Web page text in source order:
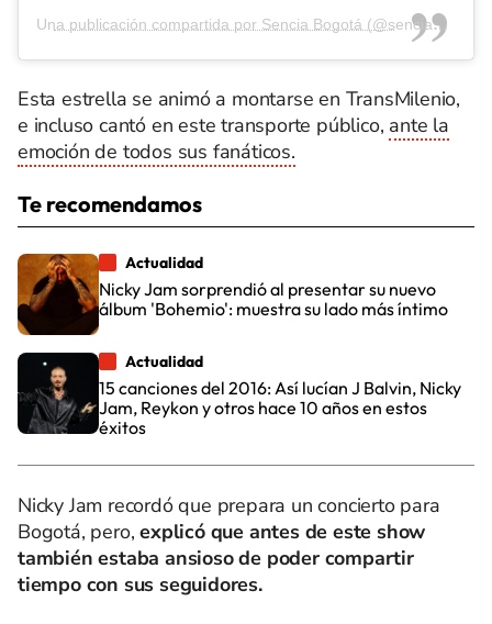
Una publicación compartida por Sencia Bogotá (@senciabogota)
Esta estrella se animó a montarse en TransMilenio,
e incluso cantó en este transporte público, ante la
emoción de todos sus fanáticos.
Te recomendamos
Actualidad
Nicky Jam sorprendió al presentar su nuevo
álbum 'Bohemio': muestra su lado más íntimo
Actualidad
15 canciones del 2016: Así lucían J Balvin, Nicky
Jam, Reykon y otros hace 10 años en estos
éxitos
Nicky Jam recordó que prepara un concierto para
Bogotá, pero,explicó que antes de este show
también estaba ansioso de poder compartir
tiempo con sus seguidores.